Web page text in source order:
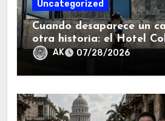
Uncategorized
Cuando desaparece un
otra historia: el Hotel
que el turismo en Cuba
AK 07/28/2026